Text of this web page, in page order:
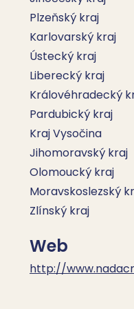
Plzeňský kraj
Karlovarský kraj
Ústecký kraj
Liberecký kraj
Královéhradecký
Pardubický kraj
Kraj Vysočina
Jihomoravský kraj
Olomoucký kraj
Moravskoslezský
Zlínský kraj
Web
http://